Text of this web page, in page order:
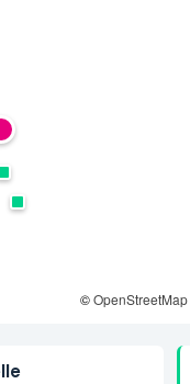
©OpenStreetMap